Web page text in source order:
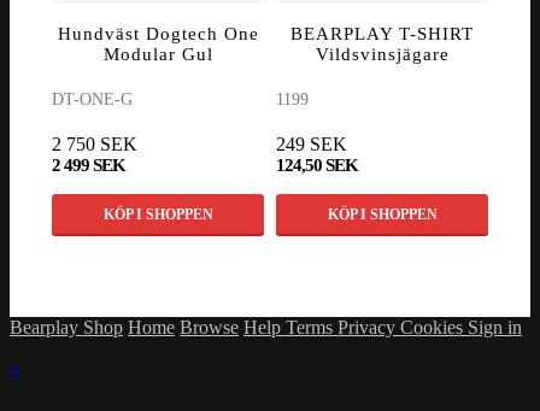
Hundväst Dogtech One
Modular Gul
DT-ONE-G
2 750 SEK
2 499 SEK
KÖP I SHOPPEN
BEARPLAY T-SHIRT
Vildsvinsjägare
1199
249 SEK
124,50 SEK
KÖP I SHOPPEN
Bearplay Shop Home Browse Help Terms Privacy Cookies Sign in
×